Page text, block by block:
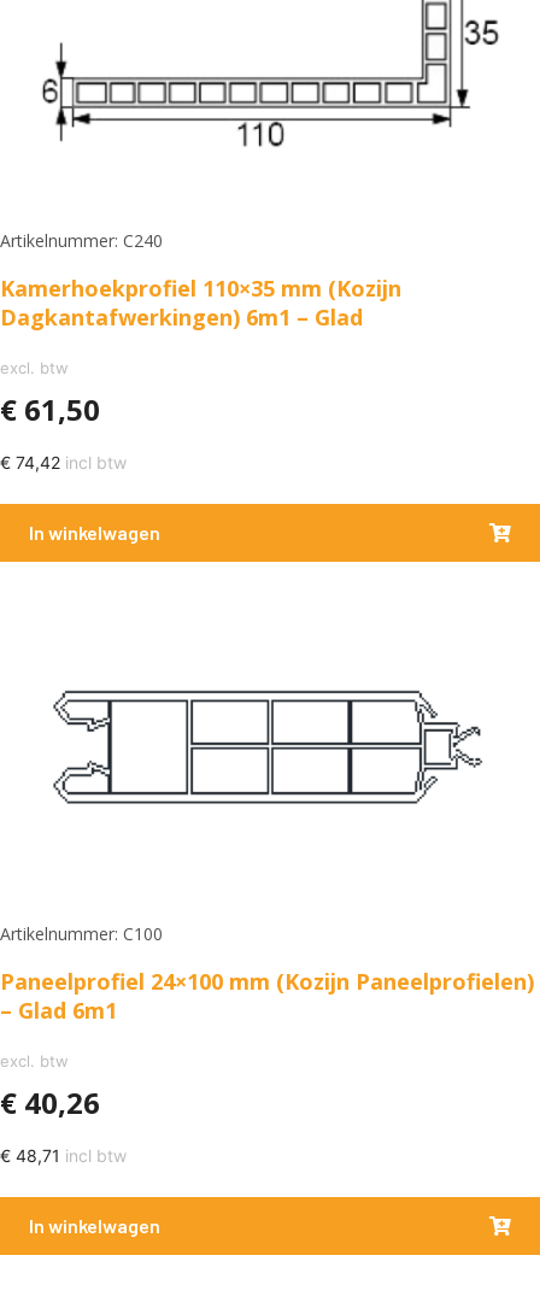
Artikelnummer: C240
Kamerhoekprofiel 110×35 mm (Kozijn
Dagkantafwerkingen) 6m1 – Glad
excl. btw
€ 61,50
€ 74,42 incl btw
In winkelwagen
Artikelnummer: C100
Paneelprofiel 24×100 mm (Kozijn Paneelprofielen)
– Glad 6m1
excl. btw
€ 40,26
€ 48,71 incl btw
In winkelwagen